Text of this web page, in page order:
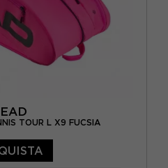
TOUR L X9 FUCSIA